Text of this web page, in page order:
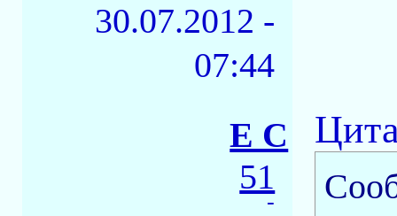
30.07.2012 -
07:44
E C
51
-